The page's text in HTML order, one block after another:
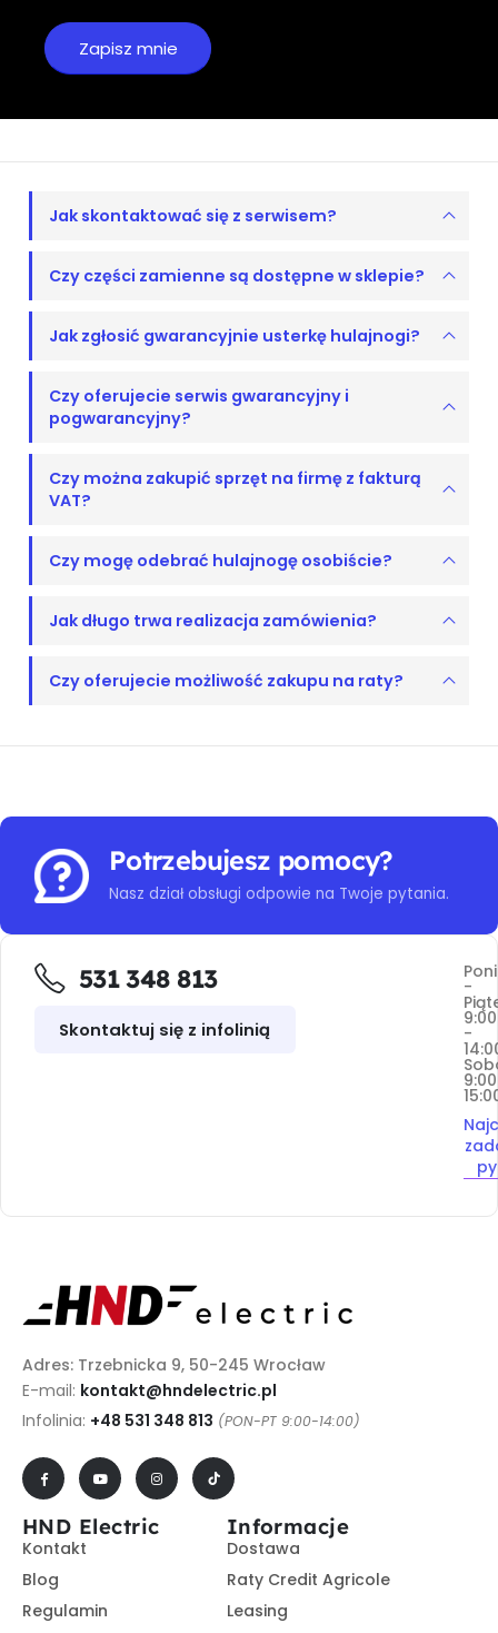
Jak skontaktować się z serwisem?
Czy części zamienne są dostępne w sklepie?
Jak zgłosić gwarancyjnie usterkę hulajnogi?
Czy oferujecie serwis gwarancyjny i
pogwarancyjny?
Czy można zakupić sprzęt na firmę z fakturą
VAT?
Czy mogę odebrać hulajnogę osobiście?
Jak długo trwa realizacja zamówienia?
Czy oferujecie możliwość zakupu na raty?
Potrzebujesz pomocy?
Nasz dział obsługi odpowie na Twoje pytania.
531 348 813
Skontaktuj się z infolinią
-
9:00
-
Adres: Trzebnicka 9, 50-245 Wrocław
E-mail: kontakt@hndelectric.pl
Infolinia: +48 531 348 813 (PON-PT 9:00-14:00)
HND Electric
Kontakt
Blog
Regulamin
Informacje
Dostawa
Raty Credit Agricole
Leasing